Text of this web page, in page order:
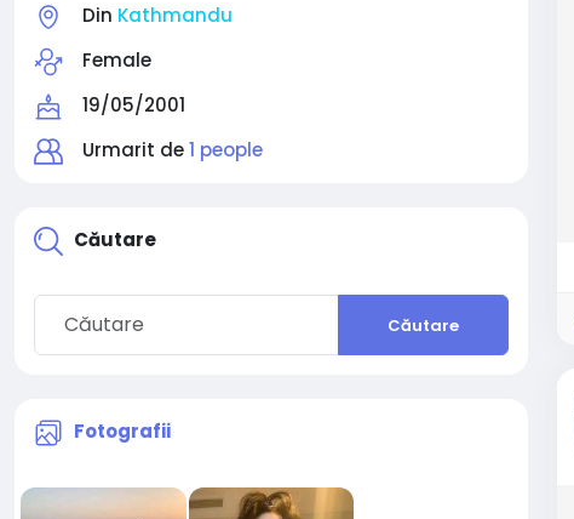
Din Kathmandu
Female
19/05/2001
Urmarit de1 people
Căutare
Căutare
Fotografii